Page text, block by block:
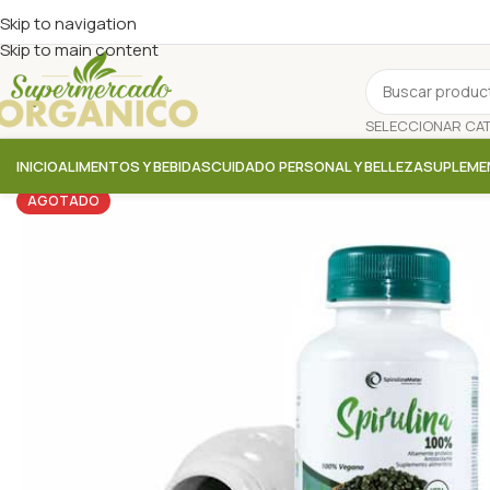
Skip to navigation
Skip to main content
INICIOALIMENTOS Y BEBIDASCUIDADO PERSONAL Y BELLEZA
AGOTADO